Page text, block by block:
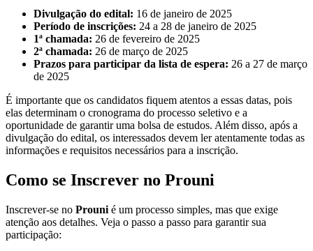
Divulgação do edital: 16 de janeiro de 2025
Período de inscrições: 24 a 28 de janeiro de 2025
1ª chamada: 26 de fevereiro de 2025
2ª chamada: 26 de março de 2025
Prazos para participar da lista de espera: 26 a 27 de março
de 2025
É importante que os candidatos fiquem atentos a essas datas, pois
elas determinam o cronograma do processo seletivo e a
oportunidade de garantir uma bolsa de estudos. Além disso, após a
divulgação do edital, os interessados devem ler atentamente todas as
informações e requisitos necessários para a inscrição.
Como se Inscrever no Prouni
Inscrever-se no Prouni é um processo simples, mas que exige
atenção aos detalhes. Veja o passo a passo para garantir sua
participação: